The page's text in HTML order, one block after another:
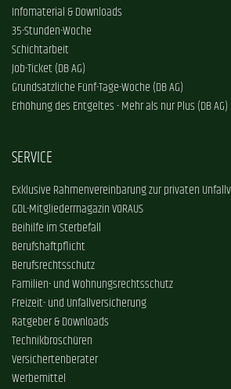
Infomaterial & Downloads
35-Stunden-Woche
Schichtarbeit
Job-Ticket (DB AG)
Grundsätzliche Fünf-Tage-Woche (DB AG)
Erhöhung des Entgeltes - Mehr als nur Plus (DB AG)
SERVICE
Exklusive Rahmenvereinbarung zur privaten
GDL-Mitgliedermagazin VORAUS
Beihilfe im Sterbefall
Berufshaftpflicht
Berufsrechtsschutz
Familien- und Wohnungsrechtsschutz
Freizeit- und Unfallversicherung
Ratgeber & Downloads
Technikbroschüren
Versichertenberater
Werbemittel